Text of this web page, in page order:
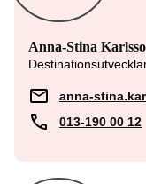
Anna-Stina
anna-
013-190 00 12